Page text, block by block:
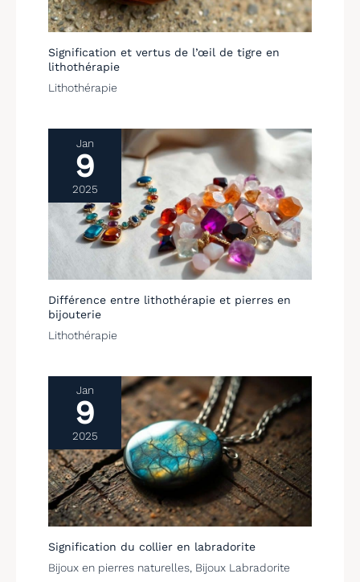
Signification et vertus de l’œil de tigre en
lithothérapie
Lithothérapie
Jan
9
2025
Différence entre lithothérapie et pierres en
bijouterie
Lithothérapie
Jan
9
2025
Signification du collier en labradorite
Bijoux en pierres naturelles, Bijoux Labradorite